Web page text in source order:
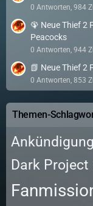
0 Antworten, 984
🦚 Neue Thief 2
Peacocks
0 Antworten, 944
📗 Neue Thief 2
0 Antworten, 853
Themen-
Ankündigung
Dark Project